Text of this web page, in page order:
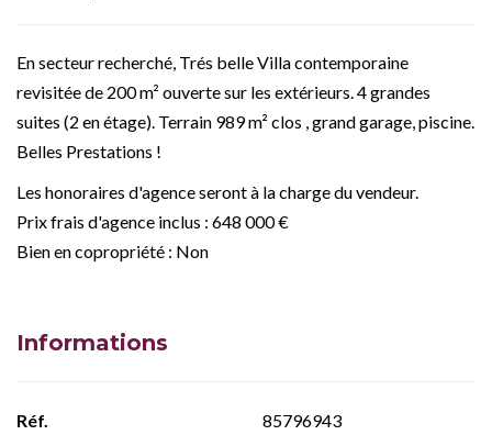
En secteur recherché, Trés belle Villa contemporaine
revisitée de 200 m² ouverte sur les extérieurs. 4 grandes
suites (2 en étage). Terrain 989 m² clos , grand garage, piscine.
Belles Prestations !
Les honoraires d'agence seront à la charge du vendeur.
Prix frais d'agence inclus : 648 000 €
Bien en copropriété : Non
Informations
Réf.
85796943